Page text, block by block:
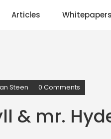
Articles Whitepapers
Steen 0 Comments
& mr.